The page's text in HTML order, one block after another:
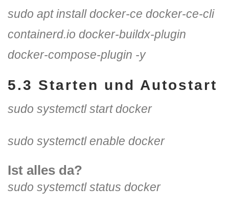
sudo apt install docker-ce docker-ce-cli
containerd.io docker-buildx-plugin
docker-compose-plugin -y
5.3 Starten und Autostart
sudo systemctl start docker
sudo systemctl enable docker
Ist alles da?
sudo systemctl status docker